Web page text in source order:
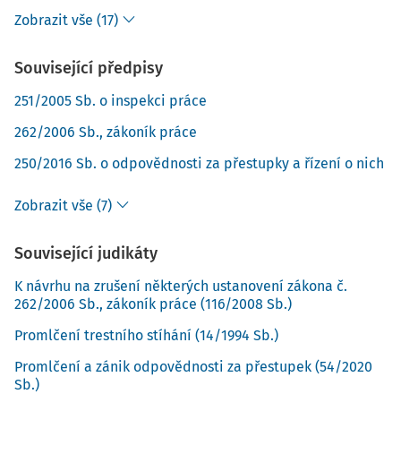
Zobrazit vše (17)
Související předpisy
251/2005 Sb. o inspekci práce
262/2006 Sb., zákoník práce
250/2016 Sb. o odpovědnosti za přestupky a řízení o nich
Zobrazit vše (7)
Související judikáty
K návrhu na zrušení některých ustanovení zákona č.
262/2006 Sb., zákoník práce (116/2008 Sb.)
Promlčení trestního stíhání (14/1994 Sb.)
Promlčení a zánik odpovědnosti za přestupek (54/2020
Sb.)